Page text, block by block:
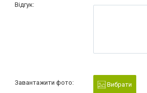
Відгук:
Завантажити фото: Вибрати